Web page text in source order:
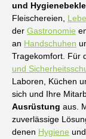
und
Fleischereien,
der Gastronomie
an Handschuhen
Tragekomfort. Für
und
Laboren, Küchen
sich und Ihre
Ausrüstung aus.
zuverlässige
denen Hygiene